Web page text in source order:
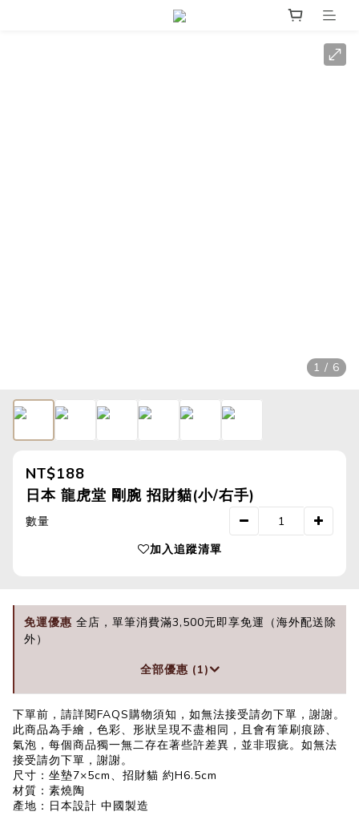
1 / 6
NT$188
日本 龍虎堂 剛腕 招財貓(小/右手)
數量
加入追蹤清單
免運優惠 全店，單筆消費滿3,500元即享免運（海外配送除
外）
全部優惠 (1)
下單前，請詳閱FAQS購物須知，如無法接受請勿下單，謝謝。
此商品為手繪，色彩、形狀呈現不盡相同，且會有筆刷痕跡、
氣泡，每個商品獨一無二存在著些許差異，並非瑕疵。如無法
接受請勿下單，謝謝。
尺寸：坐墊7×5cm、招財貓 約H6.5cm
材質：素燒陶
產地：日本設計 中國製造